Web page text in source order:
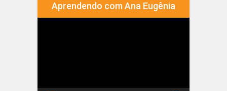
Aprendendo com Ana Eugênia